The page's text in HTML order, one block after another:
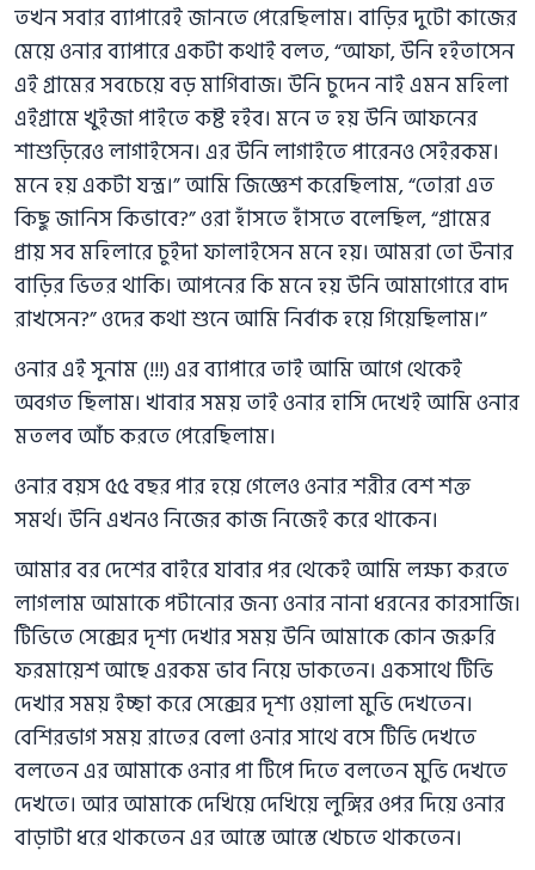
তখন সবার ব্যাপারেই জানতে পেরেছিলাম। বাড়ির দুটো কাজের
মেয়ে ওনার ব্যাপারে একটা কথাই বলত, “আফা, উনি হইতাসেন
এই গ্রামের সবচেয়ে বড় মাগিবাজ। উনি চুদেন নাই এমন মহিলা
এইগ্রামে খুইজা পাইতে কষ্ট হইব। মনে ত হয় উনি আফনের
শাশুড়িরেও লাগাইসেন। এর উনি লাগাইতে পারেনও সেইরকম।
মনে হয় একটা যন্ত্র।” আমি জিজ্ঞেশ করেছিলাম, “তোরা এত
কিছু জানিস কিভাবে?” ওরা হাঁসতে হাঁসতে বলেছিল, “গ্রামের
প্রায় সব মহিলারে চুইদা ফালাইসেন মনে হয়। আমরা তো উনার
বাড়ির ভিতর থাকি। আপনের কি মনে হয় উনি আমাগোরে বাদ
রাখসেন?” ওদের কথা শুনে আমি নির্বাক হয়ে গিয়েছিলাম।”
ওনার এই সুনাম (!!!) এর ব্যাপারে তাই আমি আগে থেকেই
অবগত ছিলাম। খাবার সময় তাই ওনার হাসি দেখেই আমি ওনার
মতলব আঁচ করতে পেরেছিলাম।
ওনার বয়স ৫৫ বছর পার হয়ে গেলেও ওনার শরীর বেশ শক্ত
সমর্থ। উনি এখনও নিজের কাজ নিজেই করে থাকেন।
আমার বর দেশের বাইরে যাবার পর থেকেই আমি লক্ষ্য করতে
লাগলাম আমাকে পটানোর জন্য ওনার নানা ধরনের কারসাজি।
টিভিতে সেক্সের দৃশ্য দেখার সময় উনি আমাকে কোন জরুরি
ফরমায়েশ আছে এরকম ভাব নিয়ে ডাকতেন। একসাথে টিভি
দেখার সময় ইচ্ছা করে সেক্সের দৃশ্য ওয়ালা মুভি দেখতেন।
বেশিরভাগ সময় রাতের বেলা ওনার সাথে বসে টিভি দেখতে
বলতেন এর আমাকে ওনার পা টিপে দিতে বলতেন মুভি দেখতে
দেখতে। আর আমাকে দেখিয়ে দেখিয়ে লুঙ্গির ওপর দিয়ে ওনার
বাড়াটা ধরে থাকতেন এর আস্তে আস্তে খেচতে থাকতেন।